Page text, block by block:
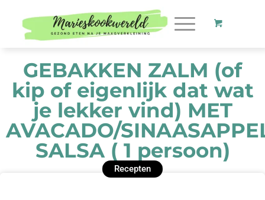
GEBAKKEN ZALM (of
kip of eigenlijk dat wat
je lekker vind) MET
AVACADO/
SALSA ( 1 persoon)
Recepten